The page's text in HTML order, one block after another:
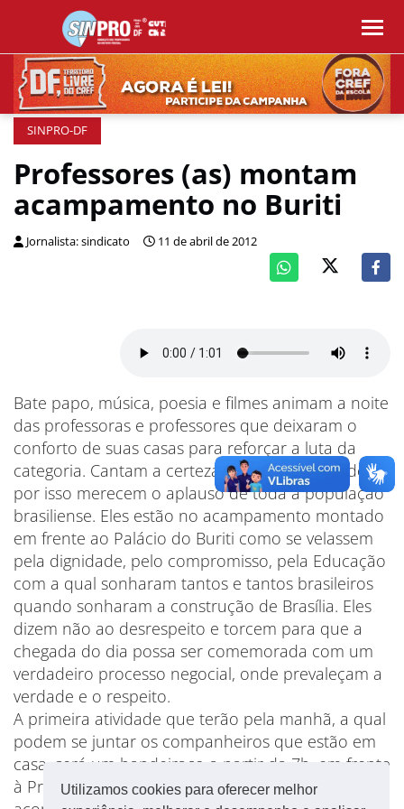
Utilizamos cookies para oferecer melhor
SINPRO-DF
Professores (as) montam
acampamento no Buriti
Jornalista: sindicato 11 de abril de 2012
Bate papo, música, poesia e filmes animam a noite
das professoras e professores que deixaram o
conforto de suas casas para reforçar a luta da
categoria. Cantam a certeza do dever cumprido e
por isso merecem o aplauso de toda a população
brasiliense. Eles estão no acampamento montado
em frente ao Palácio do Buriti como se velassem
pela dignidade, pelo compromisso, pela Educação
com a qual sonharam tantos e tantos brasileiros
quando sonharam a construção de Brasília. Eles
dizem não ao desrespeito e torcem para que a
chegada do dia possa ser comemorada com um
verdadeiro processo negocial, onde prevaleçam a
verdade e o respeito.
A primeira atividade que terão pela manhã, a qual
podem se juntar os companheiros que estão em
casa, será um bandeiraço a partir da 7h, em frente
à Praça do Buriti. Eles continuarão na Praça para